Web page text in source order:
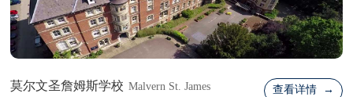
莫尔文圣詹姆斯学校 Malvern St. James 查看详情 →